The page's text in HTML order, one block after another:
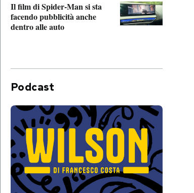
Il film di Spider-Man si sta
facendo pubblicità anche
dentro alle auto
Podcast